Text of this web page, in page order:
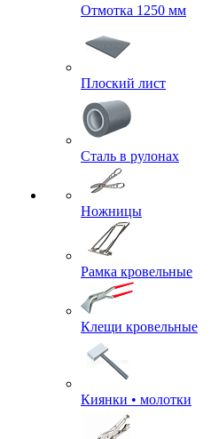
Отмотка 1250 мм
Плоский лист
Сталь в рулонах
Ножницы
Рамка кровельные
Клещи кровельные
Киянки • молотки